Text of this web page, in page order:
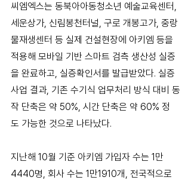
씨엠엑스는 동북아아동청소년 예술교육센터,
세운상가, 신림봉천터널, 구로 개봉고가, 중랑
물재생센터 등 실제 건설현장에 아키엠 등을
적용해 모바일 기반 스마트 검측 생산성 실증
을 완료하고, 실증확인서를 발급받았다. 실증
사업 결과, 기존 수기식 업무처리 방식 대비 동
작 단축은 약 50%, 시간 단축은 약 60% 정
도 가능한 것으로 나타났다.
지난해 10월 기준 아키엠 가입자 수는 1만
4440명, 회사 수는 1만1910개, 전국적으로